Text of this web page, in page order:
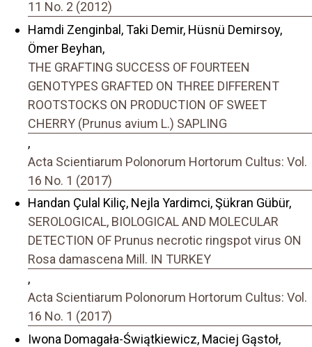
11 No. 2 (2012)
Hamdi Zenginbal, Taki Demir, Hüsnü Demirsoy,
Ömer Beyhan,
THE GRAFTING SUCCESS OF FOURTEEN
GENOTYPES GRAFTED ON THREE DIFFERENT
ROOTSTOCKS ON PRODUCTION OF SWEET
CHERRY (Prunus avium L.) SAPLING
,
Acta Scientiarum Polonorum Hortorum Cultus: Vol.
16 No. 1 (2017)
Handan Çulal Kiliç, Nejla Yardimci, Şükran Gübür,
SEROLOGICAL, BIOLOGICAL AND MOLECULAR
DETECTION OF Prunus necrotic ringspot virus ON
Rosa damascena Mill. IN TURKEY
,
Acta Scientiarum Polonorum Hortorum Cultus: Vol.
16 No. 1 (2017)
Iwona Domagała-Świątkiewicz, Maciej Gąstoł,